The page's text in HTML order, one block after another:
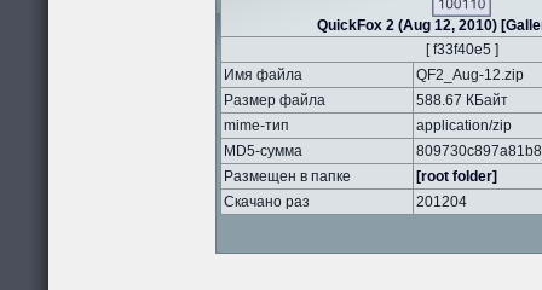
QuickFox 2 (Aug 12, 2010)
[ f33f40e5 ]
Имя файла
QF2_Aug-12.zip
Размер файла
588.67 КБайт
mime-тип
application/zip
MD5-сумма
Размещен в папке
[root folder]
Скачано раз
201204